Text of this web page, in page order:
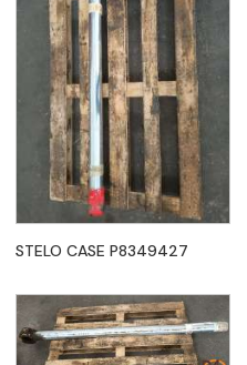
STELO CASE P8349427